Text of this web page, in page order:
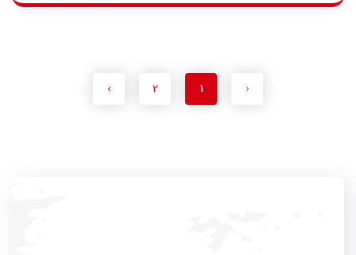
‹
1
2
›